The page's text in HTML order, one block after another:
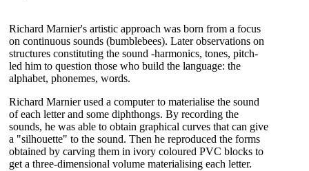
Richard Marnier's artistic approach was born from a focus
on continuous sounds (bumblebees). Later observations on
structures constituting the sound -harmonics, tones, pitch-
led him to question those who build the language: the
alphabet, phonemes, words.
Richard Marnier used a computer to materialise the sound
of each letter and some diphthongs. By recording the
sounds, he was able to obtain graphical curves that can give
a "silhouette" to the sound. Then he reproduced the forms
obtained by carving them in ivory coloured PVC blocks to
get a three-dimensional volume materialising each letter.